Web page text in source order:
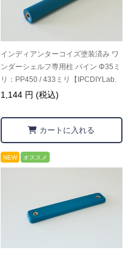
インディアンターコイズ塗装済み ワ
ンダーシェルフ専用柱 パイン Φ35ミ
リ：PP450 / 433ミリ【IPCDIYLab.
オリジナル】
1,144 円 (税込)
カートに入れる
NEW オススメ